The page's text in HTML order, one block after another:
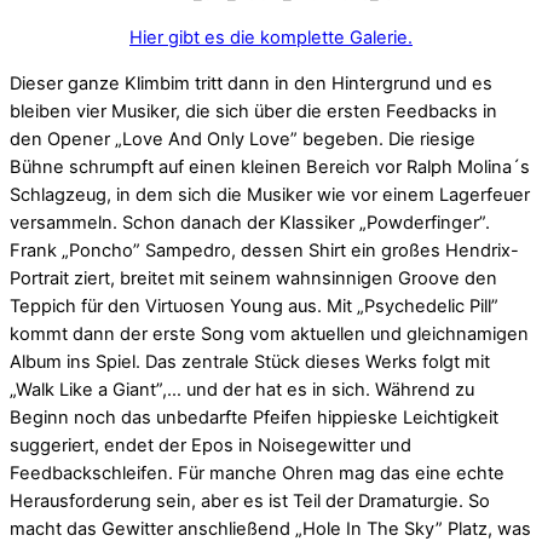
Hier gibt es die komplette Galerie.
Dieser ganze Klimbim tritt dann in den Hintergrund und es
bleiben vier Musiker, die sich über die ersten Feedbacks in
den Opener „Love And Only Love” begeben. Die riesige
Bühne schrumpft auf einen kleinen Bereich vor Ralph Molina´s
Schlagzeug, in dem sich die Musiker wie vor einem Lagerfeuer
versammeln. Schon danach der Klassiker „Powderfinger”.
Frank „Poncho” Sampedro, dessen Shirt ein großes Hendrix-
Portrait ziert, breitet mit seinem wahnsinnigen Groove den
Teppich für den Virtuosen Young aus. Mit „Psychedelic Pill”
kommt dann der erste Song vom aktuellen und gleichnamigen
Album ins Spiel. Das zentrale Stück dieses Werks folgt mit
„Walk Like a Giant”,… und der hat es in sich. Während zu
Beginn noch das unbedarfte Pfeifen hippieske Leichtigkeit
suggeriert, endet der Epos in Noisegewitter und
Feedbackschleifen. Für manche Ohren mag das eine echte
Herausforderung sein, aber es ist Teil der Dramaturgie. So
macht das Gewitter anschließend „Hole In The Sky” Platz, was